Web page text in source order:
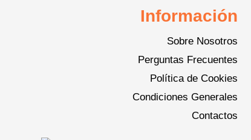
Información
Sobre Nosotros
Perguntas Frecuentes
Política de Cookies
Condiciones Generales
Contactos